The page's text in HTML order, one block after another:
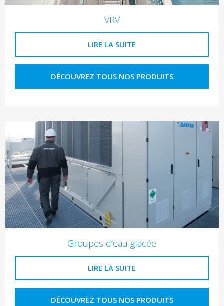
VRV
LIRE LA SUITE
DÉCOUVREZ TOUS NOS PRODUITS
Groupes d’eau glacée
LIRE LA SUITE
DÉCOUVREZ TOUS NOS PRODUITS